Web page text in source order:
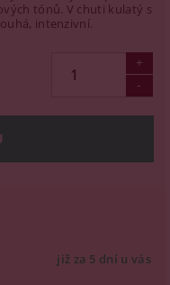
tónů. V chuti kulatý s
intenzivní.
již za 5 dní u vás